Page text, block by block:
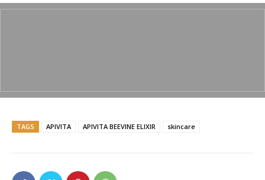
c
o
k
itt ai at
p
p
k
ar
TAGS APIVITA APIVITA BEEVINE ELIXIR skincare